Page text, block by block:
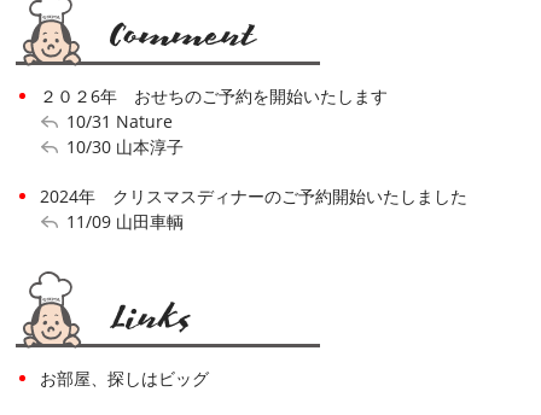
２０２6年 おせちのご予約を開始いたします
10/31 Nature
10/30 山本淳子
2024年 クリスマスディナーのご予約開始いたしました
11/09 山田車輌
お部屋、探しはビッグ